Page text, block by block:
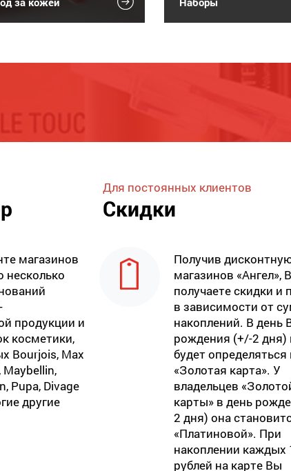
магазинов
несколько
продукции и
косметики,
Bourjois, Max
Maybellin,
Pupa, Divage
другие
Для постоянных клиентов
Скидки
Получив
магазинов «Ангел»,
получаете скидки и
в зависимости от
накоплений. В день
рождения (+/-2 дня)
будет определяться
«Золотая карта». У
владельцев
карты» в день
2 дня) она
«Платиновой». При
накоплении каждых
рублей на карте Вы